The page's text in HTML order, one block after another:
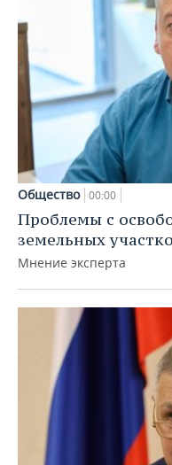
Общество 00:00
Проблемы с
земельных
Мнение эксперта